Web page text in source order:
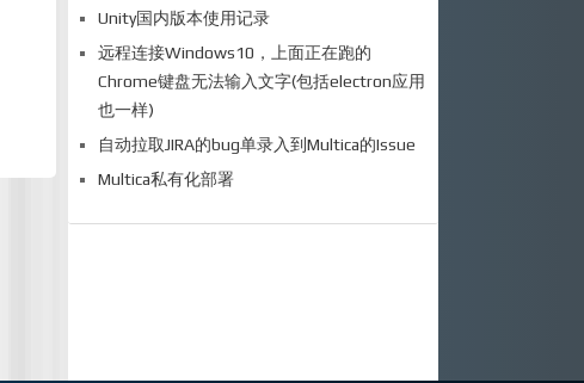
Unity国内版本使用记录
远程连接Windows10，上面正在跑的
Chrome键盘无法输入文字(包括electron应用
也一样)
自动拉取JIRA的bug单录入到Multica的Issue
Multica私有化部署